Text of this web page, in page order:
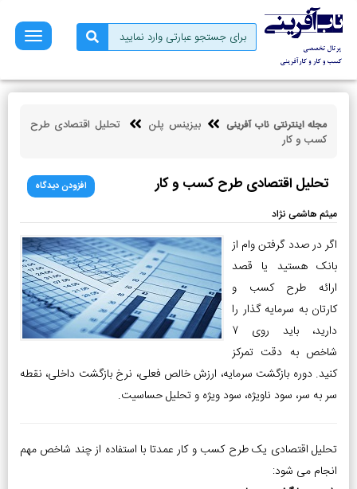
صفحه
نخست
فروش
توسعه
فردی
مالی
ناب
آفرینی
مجله اینترنتی ناب آفرینی بیزینس پلن
تحلیل اقتصادی طرح
کسب و کار
تحلیل اقتصادی طرح کسب و کار افزودن دیدگاه
میثم هاشمی نژاد
اگر در صدد گرفتن وام از
بانک هستید یا قصد
ارائه طرح کسب و
کارتان به سرمایه گذار را
دارید، باید روی 7
شاخص به دقت تمرکز
کنید. دوره بازگشت سرمایه، ارزش خالص فعلی، نرخ بازگشت داخلی، نقطه
سر به سر، سود ناویژه، سود ویژه و تحلیل حساسیت.
تحلیل اقتصادی یک طرح کسب و کار عمدتا با استفاده از چند شاخص مهم
انجام می شود: